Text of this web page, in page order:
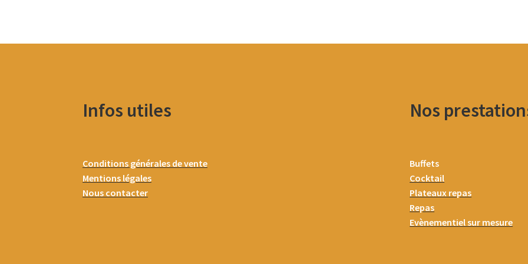
Infos utiles
Conditions générales de vente
Mentions légales
Nous contacter
Nos
Buffets
Cocktail
Plateaux repas
Repas
Evènementiel sur mesure